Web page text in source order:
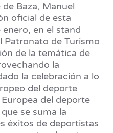
Baza, Manuel
oficial de esta
en el stand
Patronato de Turismo
de la temática de
la
la celebración a lo
del deporte
del deporte
se suma la
éxitos de deportistas